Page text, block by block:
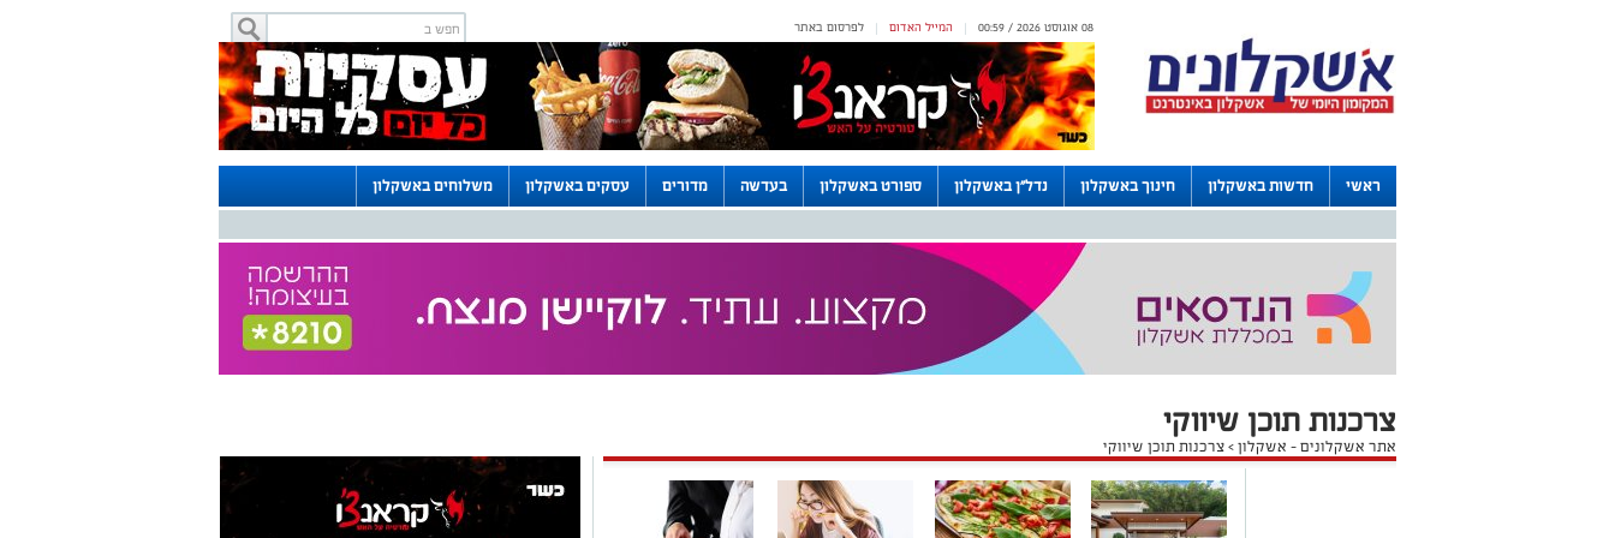
לפרסום באתר | המייל האדום | 08 אוגוסט 2026 / 00:59
ראשי חדשות באשקלון חינוך באשקלון נדל"ן באשקלון ספורט באשקלון בעדשה מדורים עסקים באשקלון משלוחים באשקלון
צרכנות תוכן שיווקי
אתר אשקלונים - אשקלון>צרכנות תוכן שיווקי